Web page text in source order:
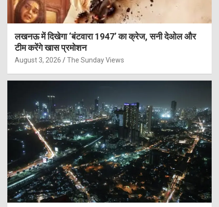
लखनऊ में दिखेगा ‘बंटवारा 1947’ का क्रेज, सनी देओल और
टीम करेंगे खास प्रमोशन
August 3, 2026 The Sunday Views